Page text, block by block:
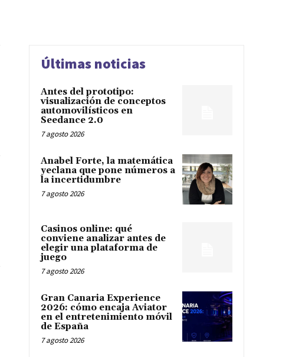
Últimas noticias
Antes del prototipo:
visualización de conceptos
automovilísticos en
Seedance 2.0
7 agosto 2026
Anabel Forte, la matemática
yeclana que pone números a
la incertidumbre
7 agosto 2026
Casinos online: qué
conviene analizar antes de
elegir una plataforma de
juego
7 agosto 2026
Gran Canaria Experience
2026: cómo encaja Aviator
en el entretenimiento móvil
de España
7 agosto 2026